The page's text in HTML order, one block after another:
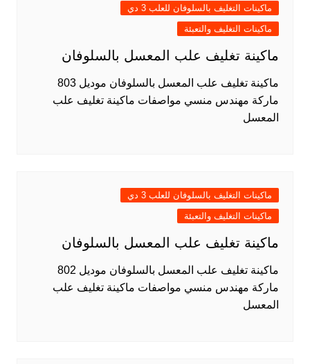
ماكينات التغليف بالسلوفان للعلب 3 دي
ماكينات التغليف والتعبئة
ماكينة تغليف علب المعسل بالسلوفان
ماكينة تغليف علب المعسل بالسلوفان موديل 803
ماركة مهندس منسي مواصفات ماكينة تغليف علب
المعسل
ماكينات التغليف بالسلوفان للعلب 3 دي
ماكينات التغليف والتعبئة
ماكينة تغليف علب المعسل بالسلوفان
ماكينة تغليف علب المعسل بالسلوفان موديل 802
ماركة مهندس منسي مواصفات ماكينة تغليف علب
المعسل